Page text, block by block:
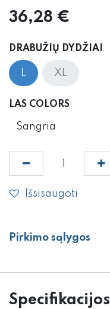
36,28 €
DRABUŽIŲ DYDŽIAI
L XL
LAS COLORS
Išsisaugoti
Pirkimo sąlygos
Specifikacijos